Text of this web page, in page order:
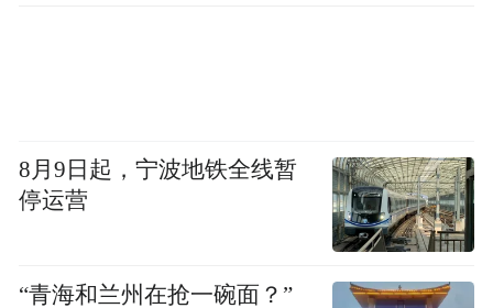
8月9日起，宁波地铁全线暂
停运营
“青海和兰州在抢一碗面？”